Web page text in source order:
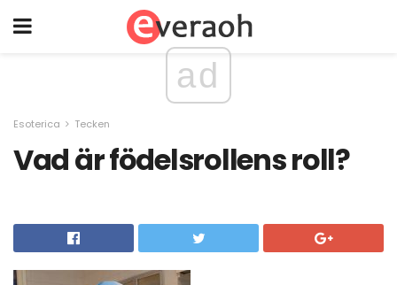
ad
Esoterica Tecken
Vad är födelsrollens roll?